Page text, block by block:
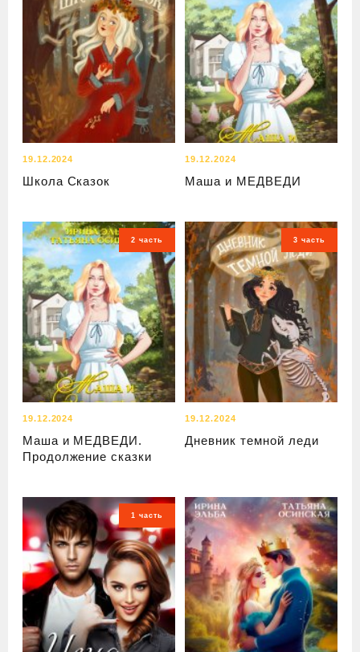
19.12.2024
Школа Сказок
19.12.2024
Маша и МЕДВЕДИ
2 часть
19.12.2024
Маша и МЕДВЕДИ.
Продолжение сказки
3 часть
19.12.2024
Дневник темной леди
1 часть